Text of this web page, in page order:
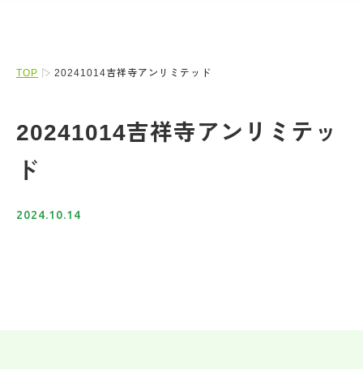
TOP 20241014吉祥寺アンリミテッド
20241014吉祥寺アンリミテッ
ド
2024.10.14